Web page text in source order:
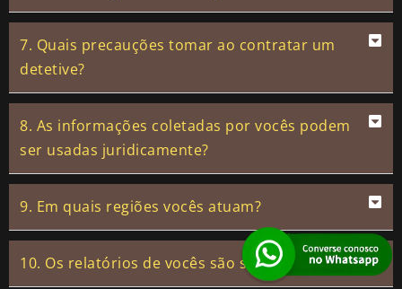
7. Quais precauções tomar ao contratar um
detetive?
8. As informações coletadas por vocês podem
ser usadas juridicamente?
9. Em quais regiões vocês atuam?
10. Os relatórios de vocês são sigilosos?